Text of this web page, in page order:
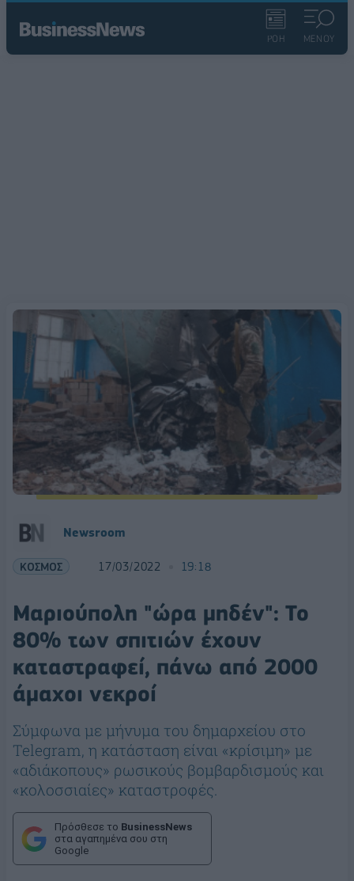
ΡΟΗ ΜΕΝΟΥ
Newsroom
ΚΟΣΜΟΣ 17/03/2022 19:18
Μαριούπολη "ώρα μηδέν": Το
80% των σπιτιών έχουν
καταστραφεί, πάνω από 2000
άμαχοι νεκροί
Σύμφωνα με μήνυμα του δημαρχείου στο
Telegram, η κατάσταση είναι «κρίσιμη» με
«αδιάκοπους» ρωσικούς βομβαρδισμούς και
«κολοσσιαίες» καταστροφές.
Πρόσθεσε το BusinessNews
στα αγαπημένα σου στη
Google